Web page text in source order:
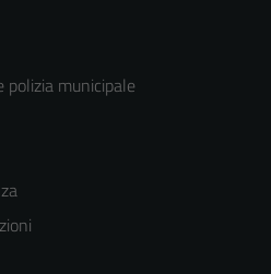
polizia municipale
informazioni